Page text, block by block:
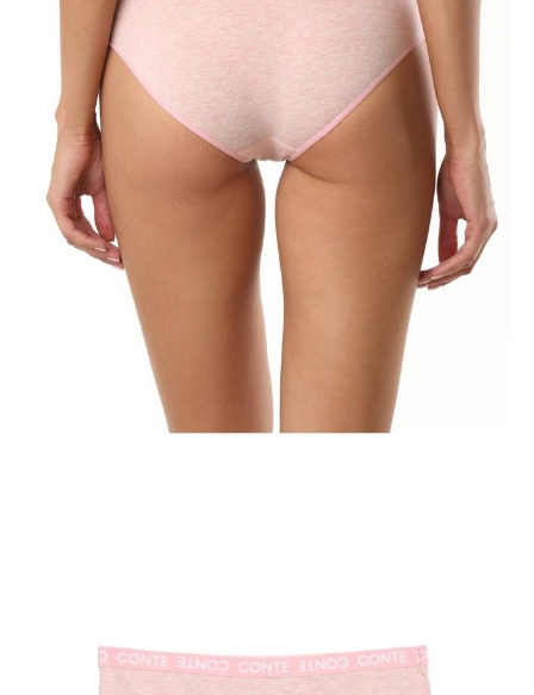
DODAJ DO KOSZYKA
Jak złożyć zamówienie
POWIADOM MNIE O DOSTĘPNOŚCI
ПОЛУЧИТЬ ПО EMAIL
darmowa od 99 zł
czas dostawy: 1-2 dni robocze
Paczkomaty InPost 24/7,
darmowa od 50 zł
czas dostawy: 1-2 dni robocze
w sklepie Conte (Łodz)
· ultramiękka bawełna melanż
· szeroka gumka w sportowym stylu z logo Conte